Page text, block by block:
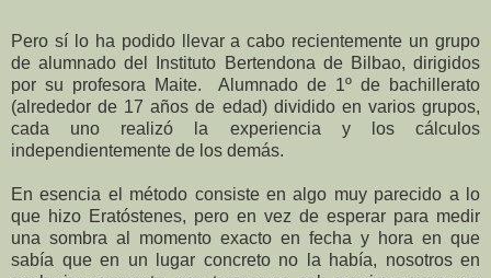
Pero sí lo ha podido llevar a cabo recientemente un grupo
de alumnado del Instituto Bertendona de Bilbao, dirigidos
por su profesora Maite.
Alumnado de 1º de bachillerato
(alrededor de 17 años de edad) dividido en varios grupos,
cada uno realizó la experiencia y los cálculos
independientemente de los demás.
En esencia el método consiste en algo muy parecido a lo
que hizo Eratóstenes, pero en vez de esperar para medir
una sombra al momento exacto en fecha y hora en que
sabía que en un lugar concreto no la había, nosotros en